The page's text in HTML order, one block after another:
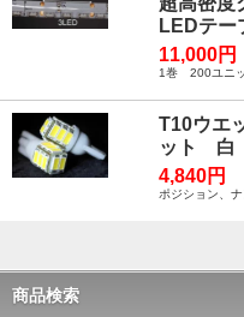
LEDテ
11,000円
1巻 200ユニ
T10ウエ
ット 白
4,840円
ポジション、
商品検索